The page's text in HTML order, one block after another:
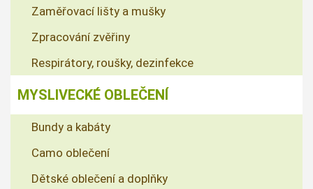
Zaměřovací lišty a mušky
Zpracování zvěřiny
Respirátory, roušky, dezinfekce
MYSLIVECKÉ OBLEČENÍ
Bundy a kabáty
Camo oblečení
Dětské oblečení a doplňky